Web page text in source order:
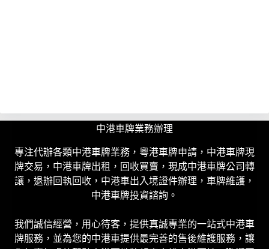
中港車牌業務辦理
專注代辦各類中港車牌業務，粵港車牌申請，中港車牌現
牌交易，中港車牌出租，回收買賣，現成中港車牌公司轉
讓，退辦回執回收，中港車出入境證件辦理，車牌維護，
中港車牌投資諮詢。
我們誠信經營，用心待客，提供真誠專業的一站式中港車
牌服務，並為您的中港車提供最完善的售後維護服務，讓